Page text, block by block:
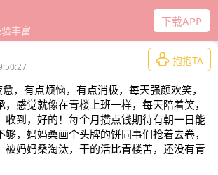
下载APP
 抱抱TA
，有点烦恼，有点消极，每天强颜欢笑，
感觉就像在青楼上班一样，每天陪着笑，
收到，好的！每个月攒点钱期待有朝一日能
，妈妈桑画个头牌的饼同事们抢着去卷，
被妈妈桑淘汰，干的活比青楼苦，还没有青